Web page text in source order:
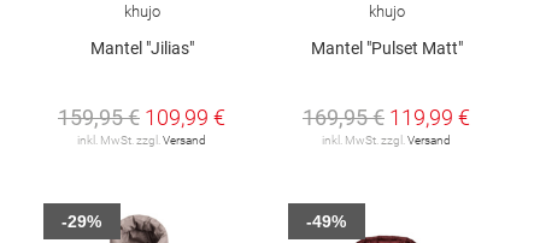
khujo
Mantel "Jilias"
159,95 € 109,99 €
inkl. MwSt. zzgl. Versand
khujo
Mantel "Pulset Matt"
169,95 € 119,99 €
inkl. MwSt. zzgl. Versand
-29% -49%